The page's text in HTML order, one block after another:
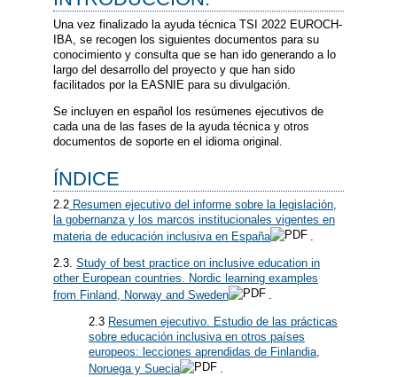
Una vez finalizado la ayuda técnica TSI 2022 EUROCH-
IBA, se recogen los siguientes documentos para su
conocimiento y consulta que se han ido generando a lo
largo del desarrollo del proyecto y que han sido
facilitados por la EASNIE para su divulgación.
Se incluyen en español los resúmenes ejecutivos de
cada una de las fases de la ayuda técnica y otros
documentos de soporte en el idioma original.
ÍNDICE
2.2 Resumen ejecutivo del informe sobre la legislación,
la gobernanza y los marcos institucionales vigentes en
materia de educación inclusiva en España
.
2.3. Study of best practice on inclusive education in
other European countries. Nordic learning examples
from Finland, Norway and Sweden
.
2.3 Resumen ejecutivo. Estudio de las prácticas
sobre educación inclusiva en otros países
europeos: lecciones aprendidas de Finlandia,
Noruega y Suecia
.